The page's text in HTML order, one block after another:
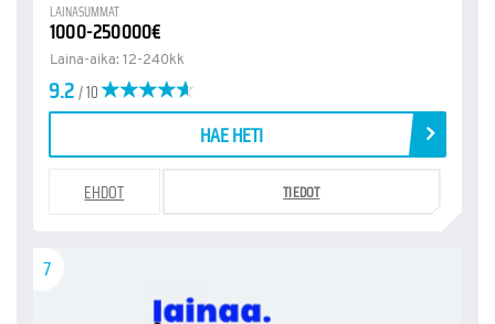
LAINASUMMAT
1000-250000€
Laina-aika: 12-240kk
9.2/ 10
HAE HETI
EHDOT TIEDOT
7